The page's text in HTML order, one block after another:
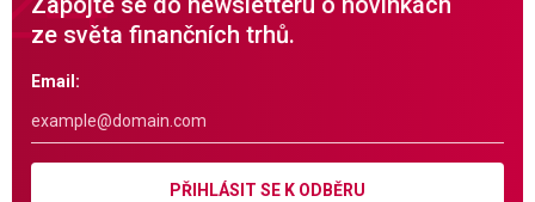
ze světa finančních trhů.
Email:
PŘIHLÁSIT SE K ODBĚRU